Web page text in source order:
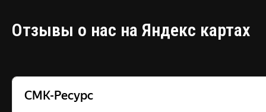
Отзывы о нас на Яндекс картах